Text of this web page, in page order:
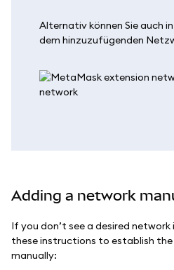
Alternativ können Sie auch
dem hinzuzufügenden
Adding a network
If you don’t see a desired
these instructions to establish
manually: